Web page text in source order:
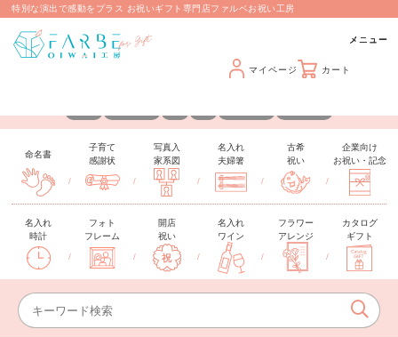
特別な演出で感動をプラス お祝いギフト専門店ファルベお祝い工房
マイページ カート
命名書
/
子育て
感謝状
/
写真入
家系図
/
名入れ
夫婦箸
/
古希
祝い
/
企業向け
お祝い・記念
名入れ
時計
/
フォト
フレーム
/
開店
祝い
/
名入れ
ワイン
/
フラワー
アレンジ
/
カタログ
ギフト